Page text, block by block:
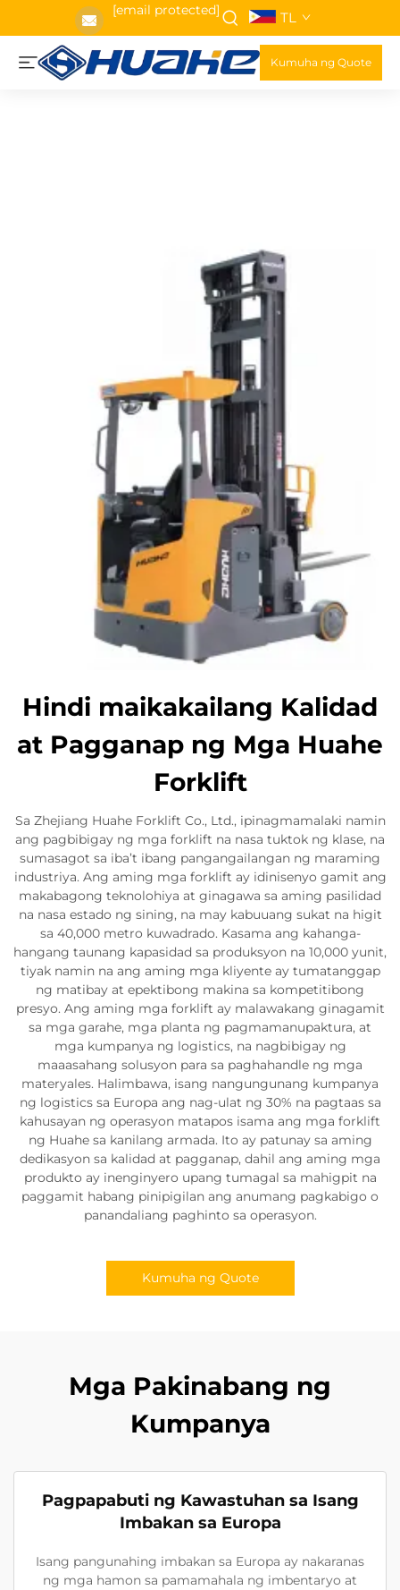
[email protected] TL
Kumuha ng Quote
Hindi maikakailang Kalidad
at Pagganap ng Mga Huahe
Forklift
Sa Zhejiang Huahe Forklift Co., Ltd., ipinagmamalaki namin
ang pagbibigay ng mga forklift na nasa tuktok ng klase, na
sumasagot sa iba’t ibang pangangailangan ng maraming
industriya. Ang aming mga forklift ay idinisenyo gamit ang
makabagong teknolohiya at ginagawa sa aming pasilidad
na nasa estado ng sining, na may kabuuang sukat na higit
sa 40,000 metro kuwadrado. Kasama ang kahanga-
hangang taunang kapasidad sa produksyon na 10,000 yunit,
tiyak namin na ang aming mga kliyente ay tumatanggap
ng matibay at epektibong makina sa kompetitibong
presyo. Ang aming mga forklift ay malawakang ginagamit
sa mga garahe, mga planta ng pagmamanupaktura, at
mga kumpanya ng logistics, na nagbibigay ng
maaasahang solusyon para sa paghahandle ng mga
materyales. Halimbawa, isang nangungunang kumpanya
ng logistics sa Europa ang nag-ulat ng 30% na pagtaas sa
kahusayan ng operasyon matapos isama ang mga forklift
ng Huahe sa kanilang armada. Ito ay patunay sa aming
dedikasyon sa kalidad at pagganap, dahil ang aming mga
produkto ay inenginyero upang tumagal sa mahigpit na
paggamit habang pinipigilan ang anumang pagkabigo o
panandaliang paghinto sa operasyon.
Kumuha ng Quote
Mga Pakinabang ng
Kumpanya
Pagpapabuti ng Kawastuhan sa Isang
Imbakan sa Europa
Isang pangunahing imbakan sa Europa ay nakaranas
ng mga hamon sa pamamahala ng imbentaryo at